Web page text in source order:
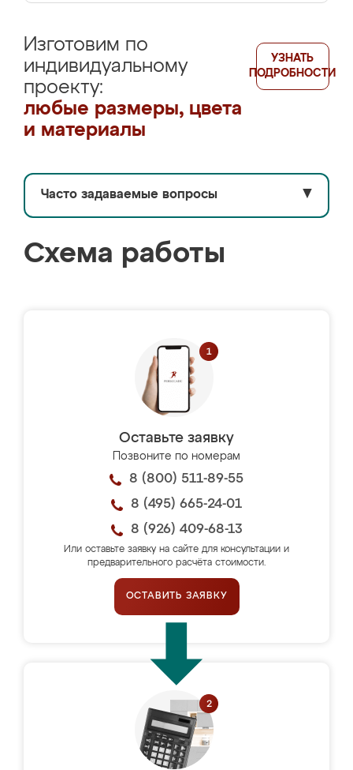
Изготовим по
индивидуальному
проекту:
любые размеры, цвета
и материалы
УЗНАТЬ
ПОДРОБНОСТИ
Часто задаваемые вопросы ▼
Схема работы
Оставьте заявку
Позвоните по номерам
8 (800) 511-89-55
8 (495) 665-24-01
8 (926) 409-68-13
Или оставьте заявку на сайте для консультации и
предварительного расчёта стоимости.
ОСТАВИТЬ ЗАЯВКУ